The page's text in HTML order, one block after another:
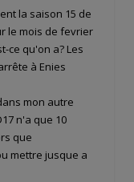
la saison 15 de
le mois de fevrier
ce qu'on a? Les
à Enies
mon autre
n'a que 10
que
mettre jusque a